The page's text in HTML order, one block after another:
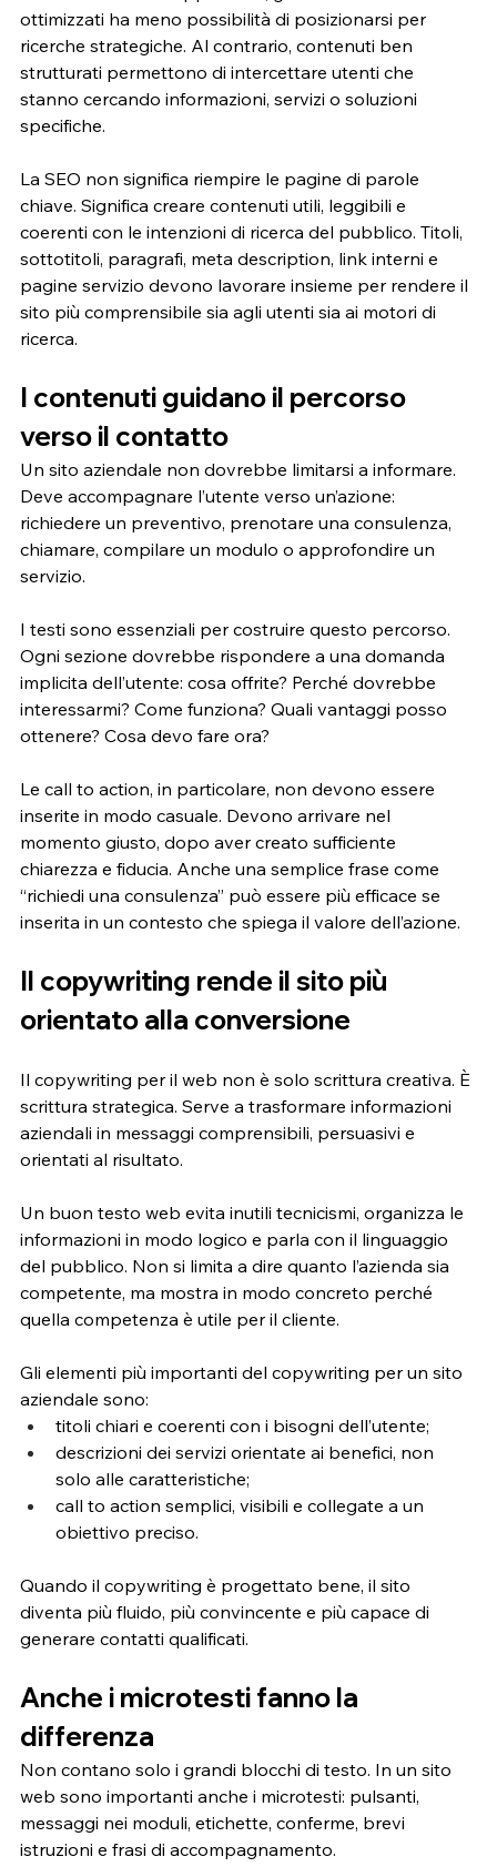
ottimizzati ha meno possibilità di posizionarsi per
ricerche strategiche. Al contrario, contenuti ben
strutturati permettono di intercettare utenti che
stanno cercando informazioni, servizi o soluzioni
specifiche.
La SEO non significa riempire le pagine di parole
chiave. Significa creare contenuti utili, leggibili e
coerenti con le intenzioni di ricerca del pubblico. Titoli,
sottotitoli, paragrafi, meta description, link interni e
pagine servizio devono lavorare insieme per rendere il
sito più comprensibile sia agli utenti sia ai motori di
ricerca.
I contenuti guidano il percorso
verso il contatto
Un sito aziendale non dovrebbe limitarsi a informare.
Deve accompagnare l’utente verso un’azione:
richiedere un preventivo, prenotare una consulenza,
chiamare, compilare un modulo o approfondire un
servizio.
I testi sono essenziali per costruire questo percorso.
Ogni sezione dovrebbe rispondere a una domanda
implicita dell’utente: cosa offrite? Perché dovrebbe
interessarmi? Come funziona? Quali vantaggi posso
ottenere? Cosa devo fare ora?
Le call to action, in particolare, non devono essere
inserite in modo casuale. Devono arrivare nel
momento giusto, dopo aver creato sufficiente
chiarezza e fiducia. Anche una semplice frase come
“richiedi una consulenza” può essere più efficace se
inserita in un contesto che spiega il valore dell’azione.
Il copywriting rende il sito più
orientato alla conversione
Il copywriting per il web non è solo scrittura creativa. È
scrittura strategica. Serve a trasformare informazioni
aziendali in messaggi comprensibili, persuasivi e
orientati al risultato.
Un buon testo web evita inutili tecnicismi, organizza le
informazioni in modo logico e parla con il linguaggio
del pubblico. Non si limita a dire quanto l’azienda sia
competente, ma mostra in modo concreto perché
quella competenza è utile per il cliente.
Gli elementi più importanti del copywriting per un sito
aziendale sono:
titoli chiari e coerenti con i bisogni dell’utente;
descrizioni dei servizi orientate ai benefici, non
solo alle caratteristiche;
call to action semplici, visibili e collegate a un
obiettivo preciso.
Quando il copywriting è progettato bene, il sito
diventa più fluido, più convincente e più capace di
generare contatti qualificati.
Anche i microtesti fanno la
differenza
Non contano solo i grandi blocchi di testo. In un sito
web sono importanti anche i microtesti: pulsanti,
messaggi nei moduli, etichette, conferme, brevi
istruzioni e frasi di accompagnamento.